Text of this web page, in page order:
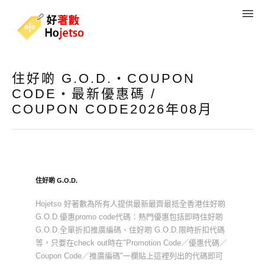
住好啲 G.O.D.・COUPON
CODE・最新優惠碼 /
COUPON CODE2026年08月
住好啲 G.O.D.
Hojetso 好著數為所有人提供最新最齊最抵全香港住好啲
G.O.D.優惠promo code代碼：熱門優惠包括即時住好啲
G.O.D.全單折扣推廣編碼、住好啲 G.O.D.限時折扣代碼
等，只要在check out時在"Promotion Code／優惠代碼／
Coupon Code／推廣編碼"一欄貼上這裡列出的代碼即可